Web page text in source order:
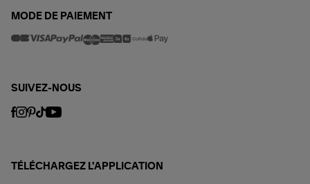
MODE DE PAIEMENT
SUIVEZ-NOUS
TÉLÉCHARGEZ L'APPLICATION